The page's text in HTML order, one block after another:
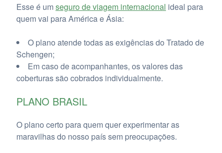
Esse é umseguro de viagem internacional ideal para
quem vai para América e Ásia:
O plano atende todas as exigências do Tratado de
Schengen;
Em caso de acompanhantes, os valores das
coberturas são cobrados individualmente.
PLANO BRASIL
O plano certo para quem quer experimentar as
maravilhas do nosso país sem preocupações.